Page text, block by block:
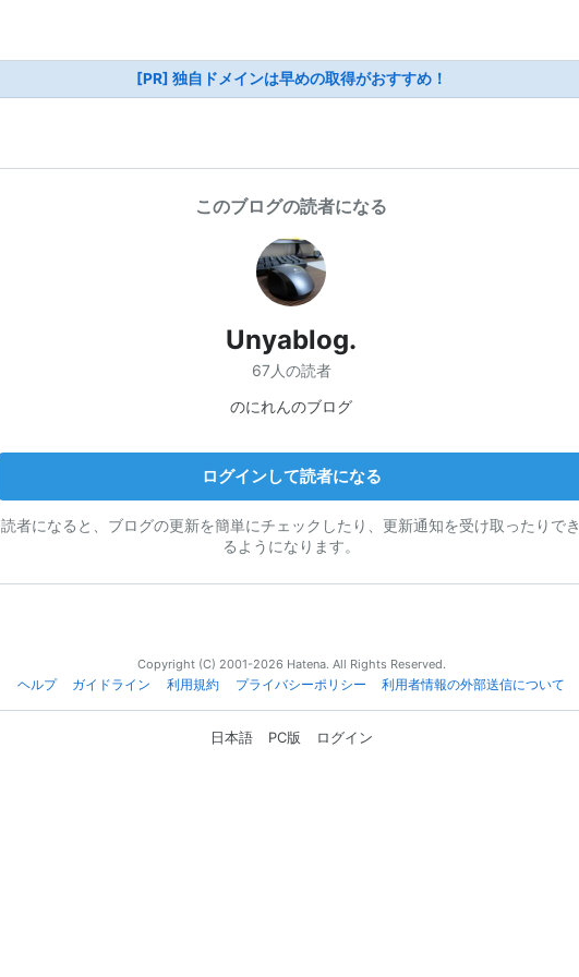
[PR] 独自ドメインは早めの取得がおすすめ！
このブログの読者になる
Unyablog.
67人の読者
のにれんのブログ
ログインして読者になる
読者になると、ブログの更新を簡単にチェックしたり、更新通知を受け取ったりでき
るようになります。
Copyright (C) 2001-2026 Hatena. All Rights Reserved.
ヘルプ
ガイドライン 利用規約 プライバシーポリシー 利用者情報の外部送信について
日本語 PC版 ログイン